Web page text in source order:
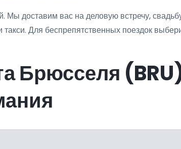
доставим вас на деловую встречу,
Для беспрепятственных поездок
Брюсселя